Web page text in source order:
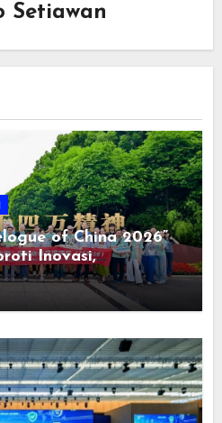
Setiawan
of China 2026”
Inovasi,
Masyarakat